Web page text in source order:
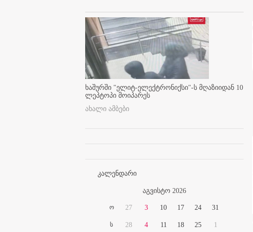
ხაშურში "ელიტ-ელექტრონიქსი"-ს მღაზიიდან 10
ლეპტოპი მოიპარეს
ახალი ამბები
კალენდარი
აგვისტო 2026
ო
ს
27
28
3
4
10
11
17
18
24
25
31
1